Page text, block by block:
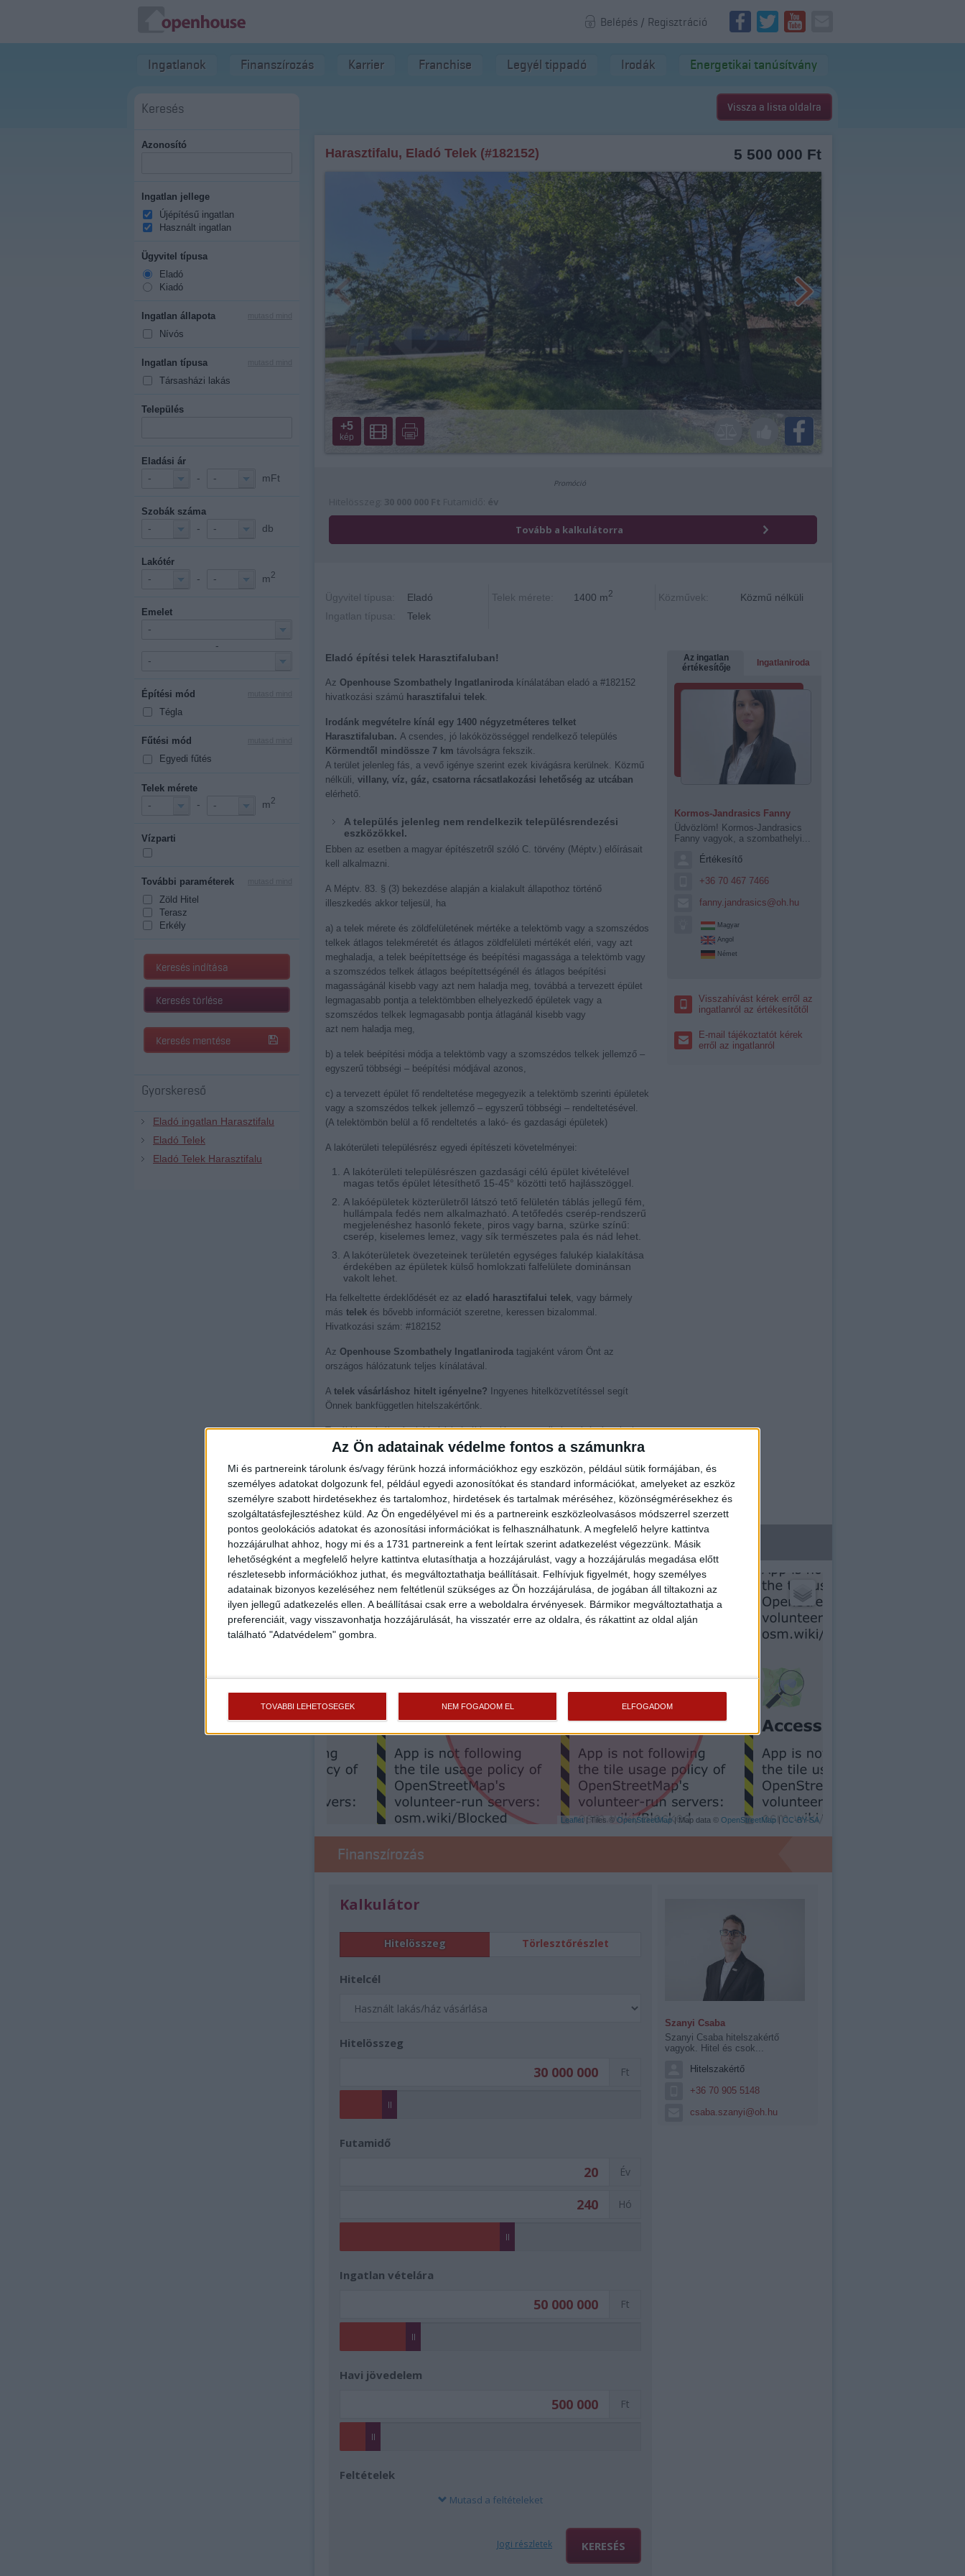
Az Ön adatainak védelme fontos a számunkra
Mi és partnereink tárolunk és/vagy férünk hozzá információkhoz egy eszközön, például sütik formájában, és
személyes adatokat dolgozunk fel, például egyedi azonosítókat és standard információkat, amelyeket az eszköz
személyre szabott hirdetésekhez és tartalomhoz, hirdetések és tartalmak méréséhez, közönségmérésekhez és
szolgáltatásfejlesztéshez küld. Az Ön engedélyével mi és a partnereink eszközleolvasásos módszerrel szerzett
pontos geolokációs adatokat és azonosítási információkat is felhasználhatunk. A megfelelő helyre kattintva
hozzájárulhat ahhoz, hogy mi és a 1731 partnereink a fent leírtak szerint adatkezelést végezzünk. Másik
lehetőségként a megfelelő helyre kattintva elutasíthatja a hozzájárulást, vagy a hozzájárulás megadása előtt
részletesebb információkhoz juthat, és megváltoztathatja beállításait. Felhívjuk figyelmét, hogy személyes
adatainak bizonyos kezeléséhez nem feltétlenül szükséges az Ön hozzájárulása, de jogában áll tiltakozni az
ilyen jellegű adatkezelés ellen. A beállításai csak erre a weboldalra érvényesek. Bármikor megváltoztathatja a
preferenciáit, vagy visszavonhatja hozzájárulását, ha visszatér erre az oldalra, és rákattint az oldal alján
található "Adatvédelem" gombra.
TOVÁBBI LEHETŐSÉGEK NEM FOGADOM EL ELFOGADOM
Belépés / Regisztráció
Ingatlanok Finanszírozás Karrier Franchise Legyél tippadó Irodák Energetikai tanúsítvány
Keresés
Azonosító
Ingatlan jellege
Újépítésű ingatlan
Használt ingatlan
Ügyvitel típusa
Eladó
Kiadó
Ingatlan állapota
Nívós
Ingatlan típusa
Társasházi lakás
Település
Eladási ár
- - - mFt
Szobák száma
- - - db
Lakótér
- - - m2
Emelet
-
-
-
Építési mód
Tégla
Fűtési mód
Egyedi fűtés
Telek mérete
- - - m2
Vízparti
További paraméterek
Zöld Hitel
Terasz
Erkély
Keresés indítása
Keresés törlése
Keresés mentése
Gyorskereső
Eladó ingatlan Harasztifalu
Eladó Telek
Eladó Telek Harasztifalu
Vissza a lista oldalra
5 500 000 Ft
Harasztifalu, Eladó Telek (#182152)
+5
kép
Ügyvitel típusa:
Eladó
Ingatlan típusa:
Telek
Telek mérete: 1400 m2 Közművek: Közmű nélküli
Eladó építési telek Harasztifaluban!
Az Openhouse Szombathely Ingatlaniroda kínálatában eladó a #182152
hivatkozási számú harasztifalui telek
Irodánk megvételre kínál egy 1400 négyzetméteres telket
Harasztifaluban. A csendes, jó lakóközösséggel rendelkező település
Körmendtől mindössze 7 km távolságra fekszik.
A terület jelenleg fás, a vevő igénye szerint ezek kivágásra kerülnek. Közmű
nélküli, villany, víz, gáz, csatorna rácsatlakozási lehetőség az utcában
elérhető.
A település jelenleg nem rendelkezik településrendezési
eszközökkel.
Ebben az esetben a magyar építészetről szóló C. törvény (Méptv.) előírásait
kell alkalmazni.
A Méptv. 83. § (3) bekezdése alapján a kialakult állapothoz történő
illeszkedés akkor teljesül, ha
a) a telek mérete és zöldfelületének mértéke a telektömb vagy a szomszédos
telkek átlagos telekméretét és átlagos zöldfelületi mértékét eléri, vagy azt
meghaladja, a telek beépítettsége és beépítési magassága a telektömb vagy
a szomszédos telkek átlagos beépítettségénél és átlagos beépítési
magasságánál kisebb vagy azt nem haladja meg, továbbá a tervezett épület
legmagasabb pontja a telektömbben elhelyezkedő épületek vagy a
szomszédos telkek legmagasabb pontja átlagánál kisebb vagy
azt nem haladja meg,
b) a telek beépítési módja a telektömb vagy a szomszédos telkek jellemző –
egyszerű többségi – beépítési módjával azonos,
c) a tervezett épület fő rendeltetése megegyezik a telektömb szerinti épületek
vagy a szomszédos telkek jellemző – egyszerű többségi – rendeltetésével.
(A telektömbön belül a fő rendeltetés a lakó- és gazdasági épületek)
A lakóterületi településrész egyedi építészeti követelményei:
A lakóterületi településrészen gazdasági célú épület kivételével
magas tetős épület létesíthető 15-45° közötti tető hajlásszöggel.
A lakóépületek közterületről látszó tető felületén táblás jellegű fém,
hullámpala fedés nem alkalmazható. A tetőfedés cserép-rendszerű
megjelenéshez hasonló fekete, piros vagy barna, szürke színű:
cserép, kiselemes lemez, vagy sík természetes pala és nád lehet.
A lakóterületek övezeteinek területén egységes falukép kialakítása
érdekében az épületek külső homlokzati falfelülete dominánsan
vakolt lehet.
Ha felkeltette érdeklődését ez az eladó harasztifalui telek , vagy bármely
más telek és bővebb információt szeretne, keressen bizalommal.
Hivatkozási szám: #182152
Az Openhouse Szombathely Ingatlaniroda tagjaként várom Önt az
országos hálózatunk teljes kínálatával.
A telek vásárláshoz hitelt igényelne? Ingyenes hitelközvetítéssel segít
Önnek bankfüggetlen hitelszakértőnk.
További szolgáltatásainkkal (pl. értékbecslés, energetikai tanúsítvány, jogi
háttér) is segítjük Önt a vásárlásban.
Az otthon érték. Az ingatlan üzlet.
Az ingatlan
értékesítője
Ingatlaniroda
Kormos-Jandrasics Fanny
Üdvözlöm! Kormos-Jandrasics
Fanny vagyok, a szombathelyi...
Értékesítő
+36 70 467 7466
fanny.jandrasics@oh.hu
Magyar
Angol
Német
Visszahívást kérek erről az
ingatlanról az értékesítőtől
E-mail tájékoztatót kérek
erről az ingatlanról
Térkép
+
-
Leaflet | Tiles © OpenStreetMap | Map data © OpenStreetMap | CC-BY-SA
Finanszírozás
Szanyi Csaba
Szanyi Csaba hitelszakértő
vagyok. Hitel és csok...
Hitelszakértő
+36 70 905 5148
csaba.szanyi@oh.hu